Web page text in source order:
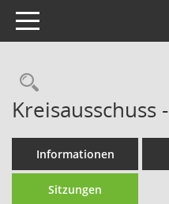
Toggle navigation
Kreisausschuss
Informationen
Sitzungen